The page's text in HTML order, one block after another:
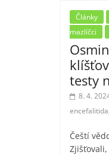
Články
mazlíčci
testy
8. 4.
encefalitida
Čeští